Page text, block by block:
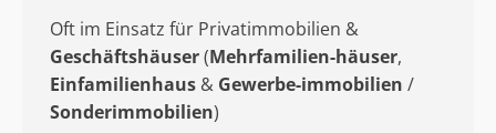
Oft im Einsatz für Privatimmobilien &
Geschäftshäuser(Mehrfamilien-häuser,
Einfamilienhaus & Gewerbe-immobilien /
Sonderimmobilien)